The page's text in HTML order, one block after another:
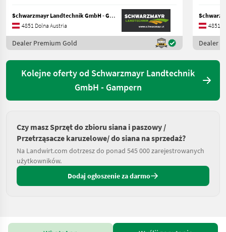
Schwarzmayr Landtechnik GmbH - Gampern
4851 Dolna Austria
Dealer Premium Gold
4851
Dealer
Kolejne oferty od Schwarzmayr Landtechnik
GmbH - Gampern
Czy masz Sprzęt do zbioru siana i paszowy /
Przetrząsacze karuzelowe/ do siana na sprzedaż?
Na Landwirt.com dotrzesz do ponad 545 000 zarejestrowanych
użytkowników.
Dodaj ogłoszenie za darmo